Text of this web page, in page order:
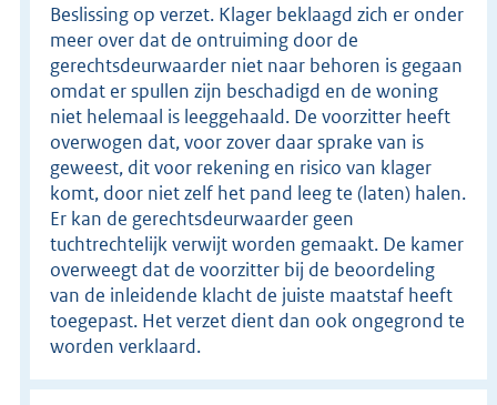
Beslissing op verzet. Klager beklaagd zich er onder
meer over dat de ontruiming door de
gerechtsdeurwaarder niet naar behoren is gegaan
omdat er spullen zijn beschadigd en de woning
niet helemaal is leeggehaald. De voorzitter heeft
overwogen dat, voor zover daar sprake van is
geweest, dit voor rekening en risico van klager
komt, door niet zelf het pand leeg te (laten) halen.
Er kan de gerechtsdeurwaarder geen
tuchtrechtelijk verwijt worden gemaakt. De kamer
overweegt dat de voorzitter bij de beoordeling
van de inleidende klacht de juiste maatstaf heeft
toegepast. Het verzet dient dan ook ongegrond te
worden verklaard.